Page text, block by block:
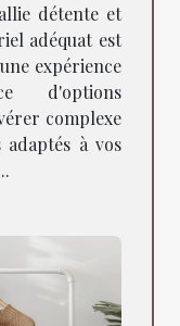
détente et
adéquat est
expérience
d'options
complexe
à vos